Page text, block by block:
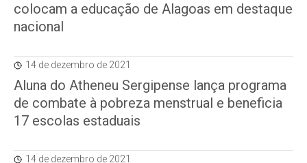
colocam a educação de Alagoas em destaque
nacional
14 de dezembro de 2021
Aluna do Atheneu Sergipense lança programa
de combate à pobreza menstrual e beneficia
17 escolas estaduais
14 de dezembro de 2021